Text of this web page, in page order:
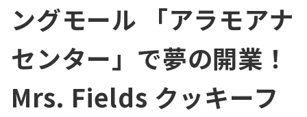
ングモール 「アラモアナ
センター」で夢の開業！
Mrs. Fields クッキーフ